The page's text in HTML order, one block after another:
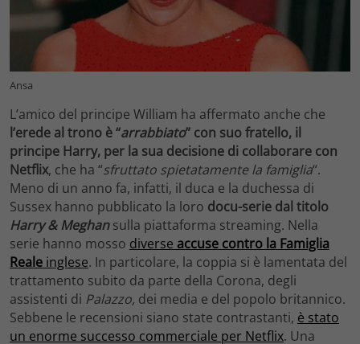
Ansa
L’amico del principe William ha affermato anche che
l’erede al trono è “arrabbiato” con suo fratello, il
principe Harry, per la sua decisione di collaborare con
Netflix, che ha “sfruttato spietatamente la famiglia“.
Meno di un anno fa, infatti, il duca e la duchessa di
Sussex hanno pubblicato la loro docu-serie dal titolo
Harry & Meghansulla piattaforma streaming. Nella
serie hanno mosso diverse accuse contro la Famiglia
Reale inglese. In particolare, la coppia si è lamentata del
trattamento subito da parte della Corona, degli
assistenti di Palazzo, dei media e del popolo britannico.
Sebbene le recensioni siano state contrastanti, è stato
un enorme successo commerciale per Netflix. Una